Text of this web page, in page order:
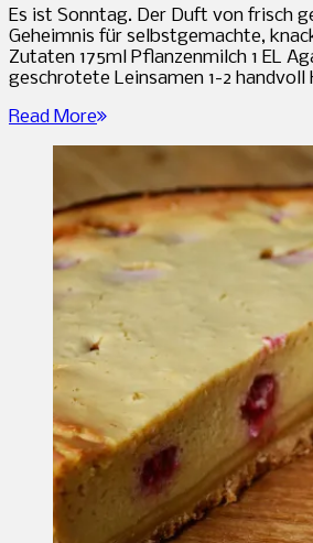
Es ist Sonntag. Der Duft von frisch
Geheimnis für selbstgemachte,
Zutaten 175ml Pflanzenmilch 1 EL
geschrotete Leinsamen 1-2 handvoll
Read More